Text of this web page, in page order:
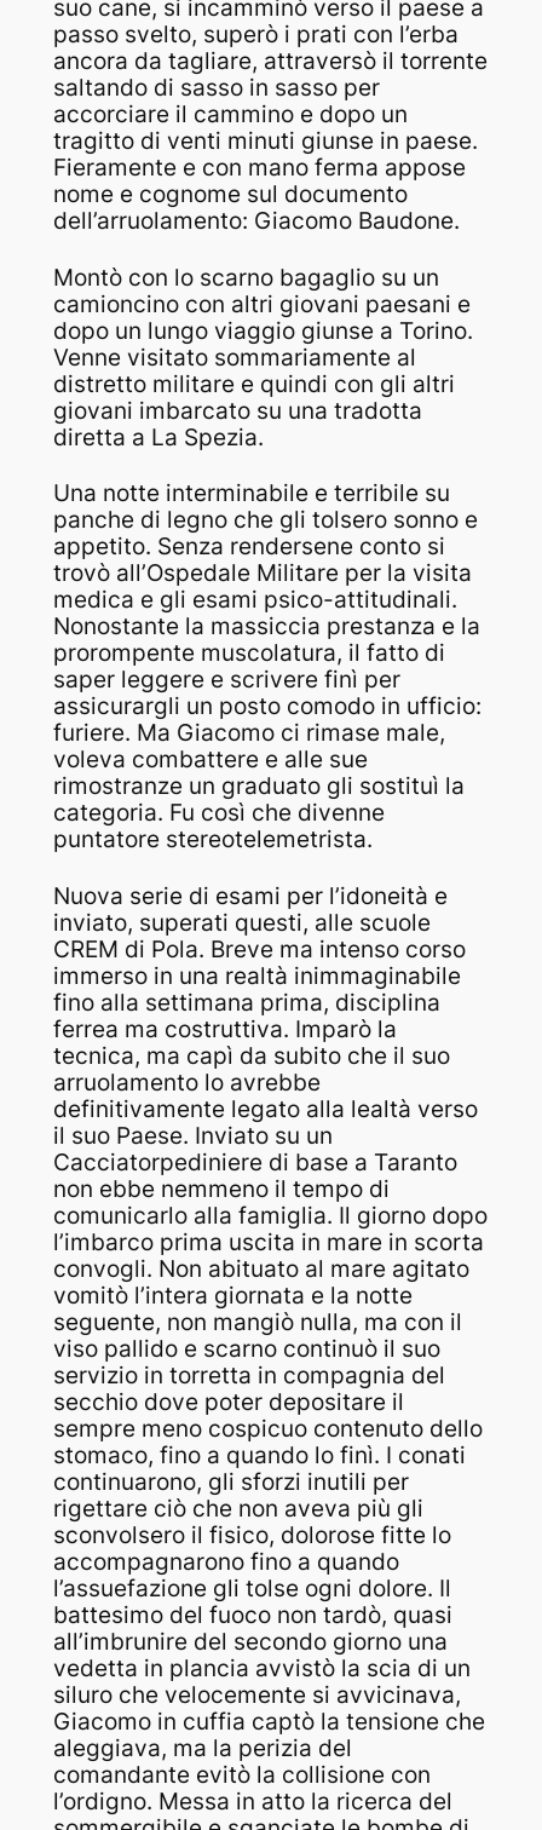
suo cane, si incamminò verso il paese a
passo svelto, superò i prati con l’erba
ancora da tagliare, attraversò il torrente
saltando di sasso in sasso per
accorciare il cammino e dopo un
tragitto di venti minuti giunse in paese.
Fieramente e con mano ferma appose
nome e cognome sul documento
dell’arruolamento: Giacomo Baudone.
Montò con lo scarno bagaglio su un
camioncino con altri giovani paesani e
dopo un lungo viaggio giunse a Torino.
Venne visitato sommariamente al
distretto militare e quindi con gli altri
giovani imbarcato su una tradotta
diretta a La Spezia.
Una notte interminabile e terribile su
panche di legno che gli tolsero sonno e
appetito. Senza rendersene conto si
trovò all’Ospedale Militare per la visita
medica e gli esami psico-attitudinali.
Nonostante la massiccia prestanza e la
prorompente muscolatura, il fatto di
saper leggere e scrivere finì per
assicurargli un posto comodo in ufficio:
furiere. Ma Giacomo ci rimase male,
voleva combattere e alle sue
rimostranze un graduato gli sostituì la
categoria. Fu così che divenne
puntatore stereotelemetrista.
Nuova serie di esami per l’idoneità e
inviato, superati questi, alle scuole
CREM di Pola. Breve ma intenso corso
immerso in una realtà inimmaginabile
fino alla settimana prima, disciplina
ferrea ma costruttiva. Imparò la
tecnica, ma capì da subito che il suo
arruolamento lo avrebbe
definitivamente legato alla lealtà verso
il suo Paese. Inviato su un
Cacciatorpediniere di base a Taranto
non ebbe nemmeno il tempo di
comunicarlo alla famiglia. Il giorno dopo
l’imbarco prima uscita in mare in scorta
convogli. Non abituato al mare agitato
vomitò l’intera giornata e la notte
seguente, non mangiò nulla, ma con il
viso pallido e scarno continuò il suo
servizio in torretta in compagnia del
secchio dove poter depositare il
sempre meno cospicuo contenuto dello
stomaco, fino a quando lo finì. I conati
continuarono, gli sforzi inutili per
rigettare ciò che non aveva più gli
sconvolsero il fisico, dolorose fitte lo
accompagnarono fino a quando
l’assuefazione gli tolse ogni dolore. Il
battesimo del fuoco non tardò, quasi
all’imbrunire del secondo giorno una
vedetta in plancia avvistò la scia di un
siluro che velocemente si avvicinava,
Giacomo in cuffia captò la tensione che
aleggiava, ma la perizia del
comandante evitò la collisione con
l’ordigno. Messa in atto la ricerca del